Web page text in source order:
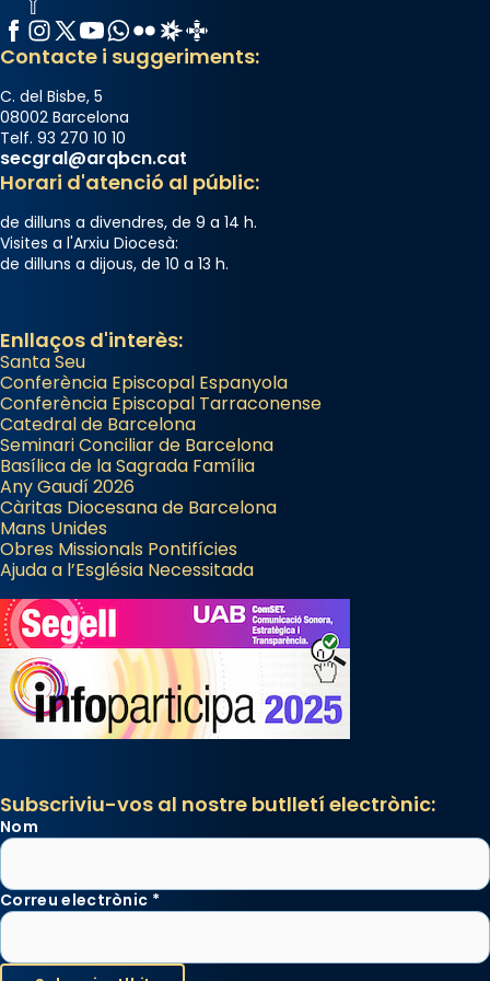
Facebook
Instagram
X / Twitter
YouTube
WhatsApp
FlickrRadio Estel
Catalunya Cristiana
Contacte i suggeriments:
C. del Bisbe, 5
08002 Barcelona
Telf. 93 270 10 10
secgral@arqbcn.cat
Horari d'atenció al públic:
de dilluns a divendres, de 9 a 14 h.
Visites a l'Arxiu Diocesà:
de dilluns a dijous, de 10 a 13 h.
Enllaços d'interès:
Santa Seu
Conferència Episcopal Espanyola
Conferència Episcopal Tarraconense
Catedral de Barcelona
Seminari Conciliar de Barcelona
Basílica de la Sagrada Família
Any Gaudí 2026
Càritas Diocesana de Barcelona
Mans Unides
Obres Missionals Pontifícies
Ajuda a l’Església Necessitada
Subscriviu-vos al nostre butlletí electrònic:
Nom
Correu electrònic *